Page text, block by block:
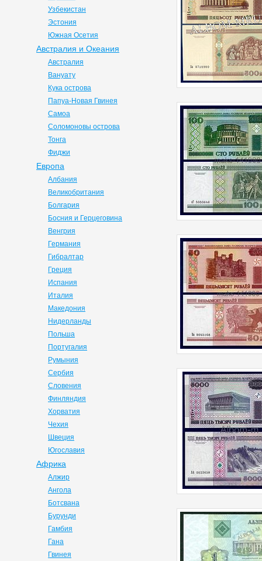
Узбекистан
Эстония
Южная Осетия
Австралия и Океания
Австралия
Вануату
Кука острова
Папуа-Новая Гвинея
Самоа
Соломоновы острова
Тонга
Фиджи
Европа
Албания
Великобритания
Болгария
Босния и Герцеговина
Венгрия
Германия
Гибралтар
Греция
Испания
Италия
Македония
Нидерланды
Польша
Португалия
Румыния
Сербия
Словения
Финляндия
Хорватия
Чехия
Швеция
Югославия
Африка
Алжир
Ангола
Ботсвана
Бурунди
Гамбия
Гана
Гвинея